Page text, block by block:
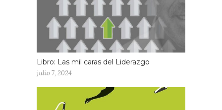
Libro: Las mil caras del Liderazgo
julio 7, 2024